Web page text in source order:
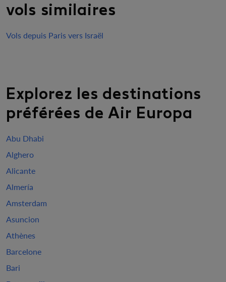
vols similaires
Vols depuis Paris vers Israël
Explorez les destinations
préférées de Air Europa
Abu Dhabi
Alghero
Alicante
Almería
Amsterdam
Asuncion
Athènes
Barcelone
Bari